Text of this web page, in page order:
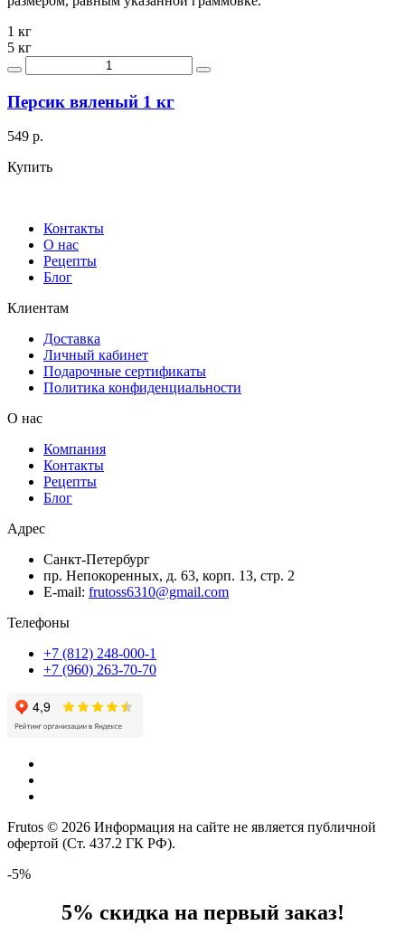
1 кг
5 кг
Персик вяленый 1 кг
549 р.
Купить
Контакты
О нас
Рецепты
Блог
Клиентам
Доставка
Личный кабинет
Подарочные сертификаты
Политика конфиденциальности
О нас
Компания
Контакты
Рецепты
Блог
Адрес
Санкт-Петербург
пр. Непокоренных, д. 63, корп. 13, стр. 2
E-mail: frutoss6310@gmail.com
Телефоны
+7 (812) 248-000-1
+7 (960) 263-70-70
Frutos © 2026 Информация на сайте не является публичной
офертой (Ст. 437.2 ГК РФ).
-5%
5% скидка на первый заказ!